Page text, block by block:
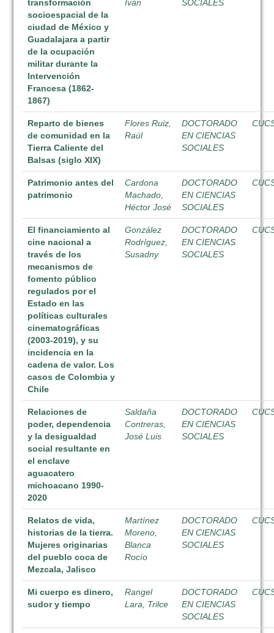
transformación
socioespacial de la
ciudad de México y
Guadalajara a partir
de la ocupación
militar durante la
Intervención
Francesa (1862-
1867)
Iván
SOCIALES
Reparto de bienes
de comunidad en la
Tierra Caliente del
Balsas (siglo XIX)
Flores Ruiz,
Raúl
DOCTORADO
EN CIENCIAS
SOCIALES
Patrimonio antes del
patrimonio
Cardona
Machado,
Héctor José
DOCTORADO
EN CIENCIAS
SOCIALES
El financiamiento al
cine nacional a
través de los
mecanismos de
fomento público
regulados por el
Estado en las
políticas culturales
cinematográficas
(2003-2019), y su
incidencia en la
cadena de valor. Los
casos de Colombia y
Chile
González
Rodríguez,
Susadny
DOCTORADO
EN CIENCIAS
SOCIALES
Relaciones de
poder, dependencia
y la desigualdad
social resultante en
el enclave
aguacatero
michoacano 1990-
2020
Saldaña
Contreras,
José Luis
DOCTORADO
EN CIENCIAS
SOCIALES
Relatos de vida,
historias de la tierra.
Mujeres originarias
del pueblo coca de
Mezcala, Jalisco
Martínez
Moreno,
Blanca
Rocío
DOCTORADO
EN CIENCIAS
SOCIALES
Mi cuerpo es dinero,
sudor y tiempo
Rangel
Lara, Trilce
DOCTORADO
EN CIENCIAS
SOCIALES